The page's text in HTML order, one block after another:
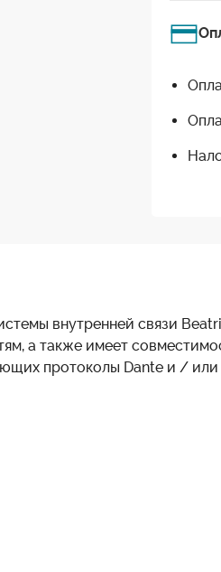
внутренней связи
а также имеет
протоколы Dante и /